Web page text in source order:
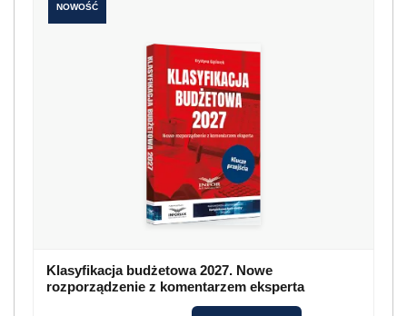
NOWOŚĆ
Klasyfikacja budżetowa 2027. Nowe
rozporządzenie z komentarzem eksperta